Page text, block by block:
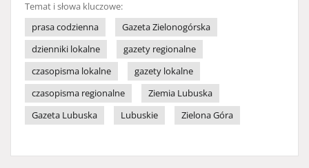
Temat i słowa kluczowe:
prasa codzienna
Gazeta Zielonogórska
dzienniki lokalne
gazety regionalne
czasopisma lokalne
gazety lokalne
czasopisma regionalne
Ziemia Lubuska
Gazeta Lubuska
Lubuskie Zielona Góra